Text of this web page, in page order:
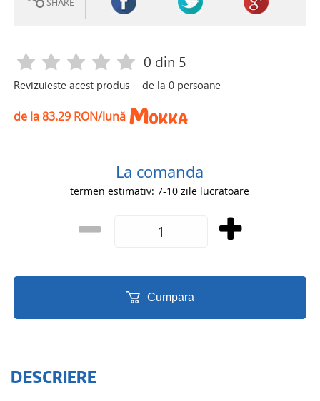
Revizuieste acest produs
0 din 5
de la0 persoane
de la 83.29 RON/lună
La comanda
termen estimativ: 7-10 zile lucratoare
Cumpara
DESCRIERE